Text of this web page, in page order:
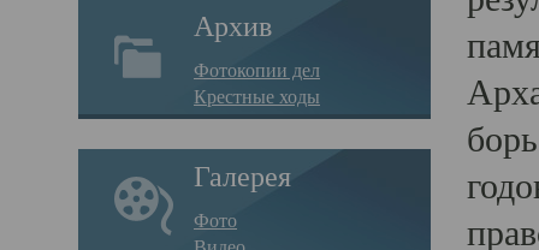
Архив
Фотокопии дел
Крестные ходы
Галерея
Фото